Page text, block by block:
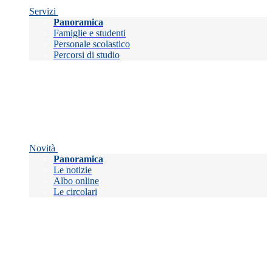
Servizi
Panoramica
Famiglie e studenti
Personale scolastico
Percorsi di studio
Novità
Panoramica
Le notizie
Albo online
Le circolari